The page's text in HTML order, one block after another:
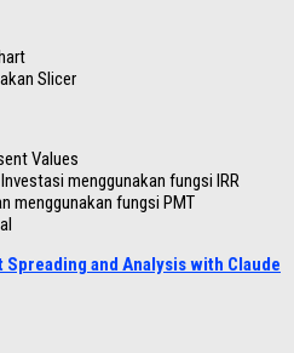
Slicer
Values
menggunakan fungsi IRR
menggunakan fungsi PMT
and Analysis with Claude